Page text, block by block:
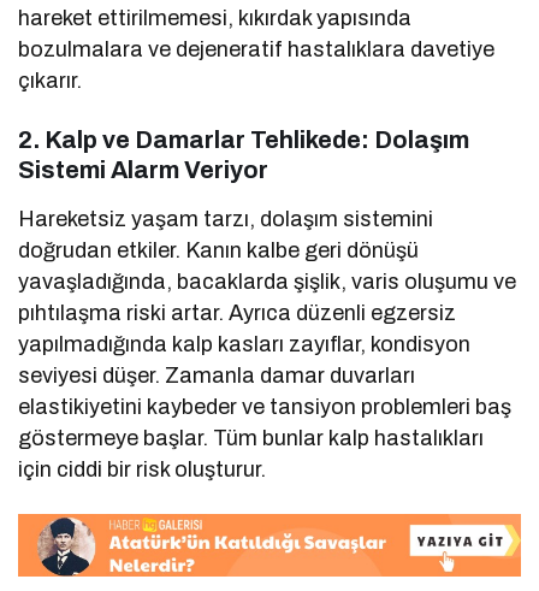
hareket ettirilmemesi, kıkırdak yapısında
bozulmalara ve dejeneratif hastalıklara davetiye
çıkarır.
2. Kalp ve Damarlar Tehlikede: Dolaşım
Sistemi Alarm Veriyor
Hareketsiz yaşam tarzı, dolaşım sistemini
doğrudan etkiler. Kanın kalbe geri dönüşü
yavaşladığında, bacaklarda şişlik, varis oluşumu ve
pıhtılaşma riski artar. Ayrıca düzenli egzersiz
yapılmadığında kalp kasları zayıflar, kondisyon
seviyesi düşer. Zamanla damar duvarları
elastikiyetini kaybeder ve tansiyon problemleri baş
göstermeye başlar. Tüm bunlar kalp hastalıkları
için ciddi bir risk oluşturur.